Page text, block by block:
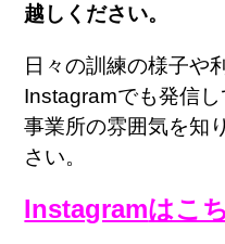
越しください。
日々の訓練の様子や
Instagramでも発信し
事業所の雰囲気を知
さい。
Instagramはこ